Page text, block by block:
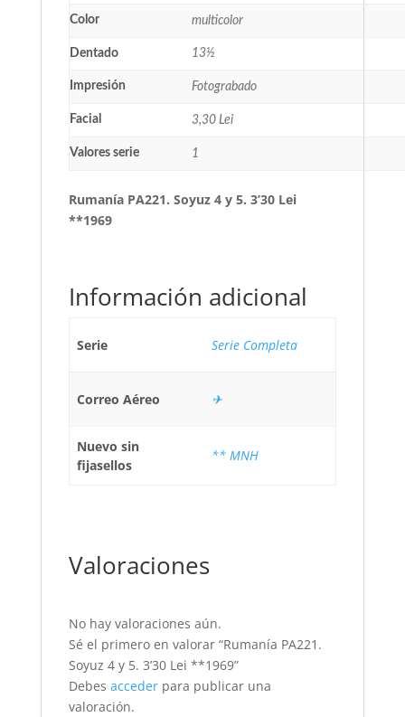
Color multicolor
Dentado 13½
Impresión Fotograbado
Facial 3,30 Lei
Valores serie 1
Rumanía PA221. Soyuz 4 y 5. 3’30 Lei
**1969
Información adicional
Serie Serie Completa
Correo Aéreo ✈
Nuevo sin
fijasellos
** MNH
Valoraciones
No hay valoraciones aún.
Sé el primero en valorar “Rumanía PA221.
Soyuz 4 y 5. 3’30 Lei **1969”
Debes accederpara publicar una
valoración.